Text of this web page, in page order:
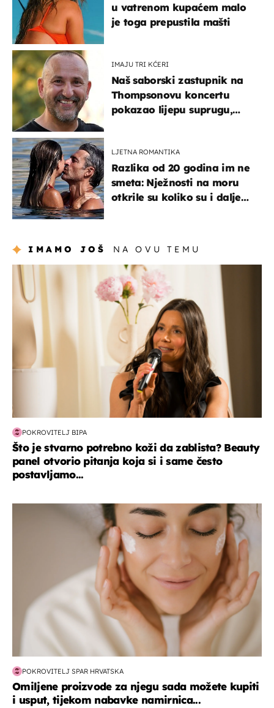
u vatrenom kupaćem malo
je toga prepustila mašti
IMAJU TRI KĆERI
Naš saborski zastupnik na
Thompsonovu koncertu
pokazao lijepu suprugu,
LJETNA ROMANTIKA
Razlika od 20 godina im ne
smeta: Nježnosti na moru
otkrile su koliko su i dalje
IMAMO JOŠ NA OVU TEMU
moda & ljepota
POKROVITELJ BIPA
Što je stvarno potrebno koži da zablista? Beauty
panel otvorio pitanja koja si i same često
postavljamo...
moda & ljepota
POKROVITELJ SPAR HRVATSKA
Omiljene proizvode za njegu sada možete kupiti
i usput, tijekom nabavke namirnica...